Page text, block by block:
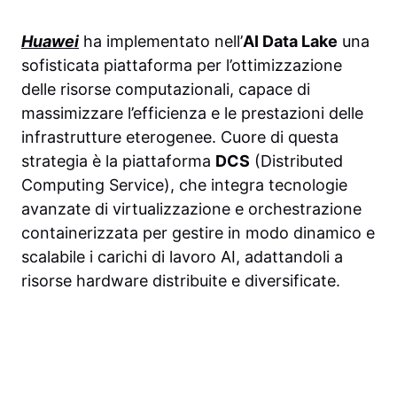
Huawei ha implementato nell’AI Data Lake una
sofisticata piattaforma per l’ottimizzazione
delle risorse computazionali, capace di
massimizzare l’efficienza e le prestazioni delle
infrastrutture eterogenee. Cuore di questa
strategia è la piattaforma DCS (Distributed
Computing Service), che integra tecnologie
avanzate di virtualizzazione e orchestrazione
containerizzata per gestire in modo dinamico e
scalabile i carichi di lavoro AI, adattandoli a
risorse hardware distribuite e diversificate.